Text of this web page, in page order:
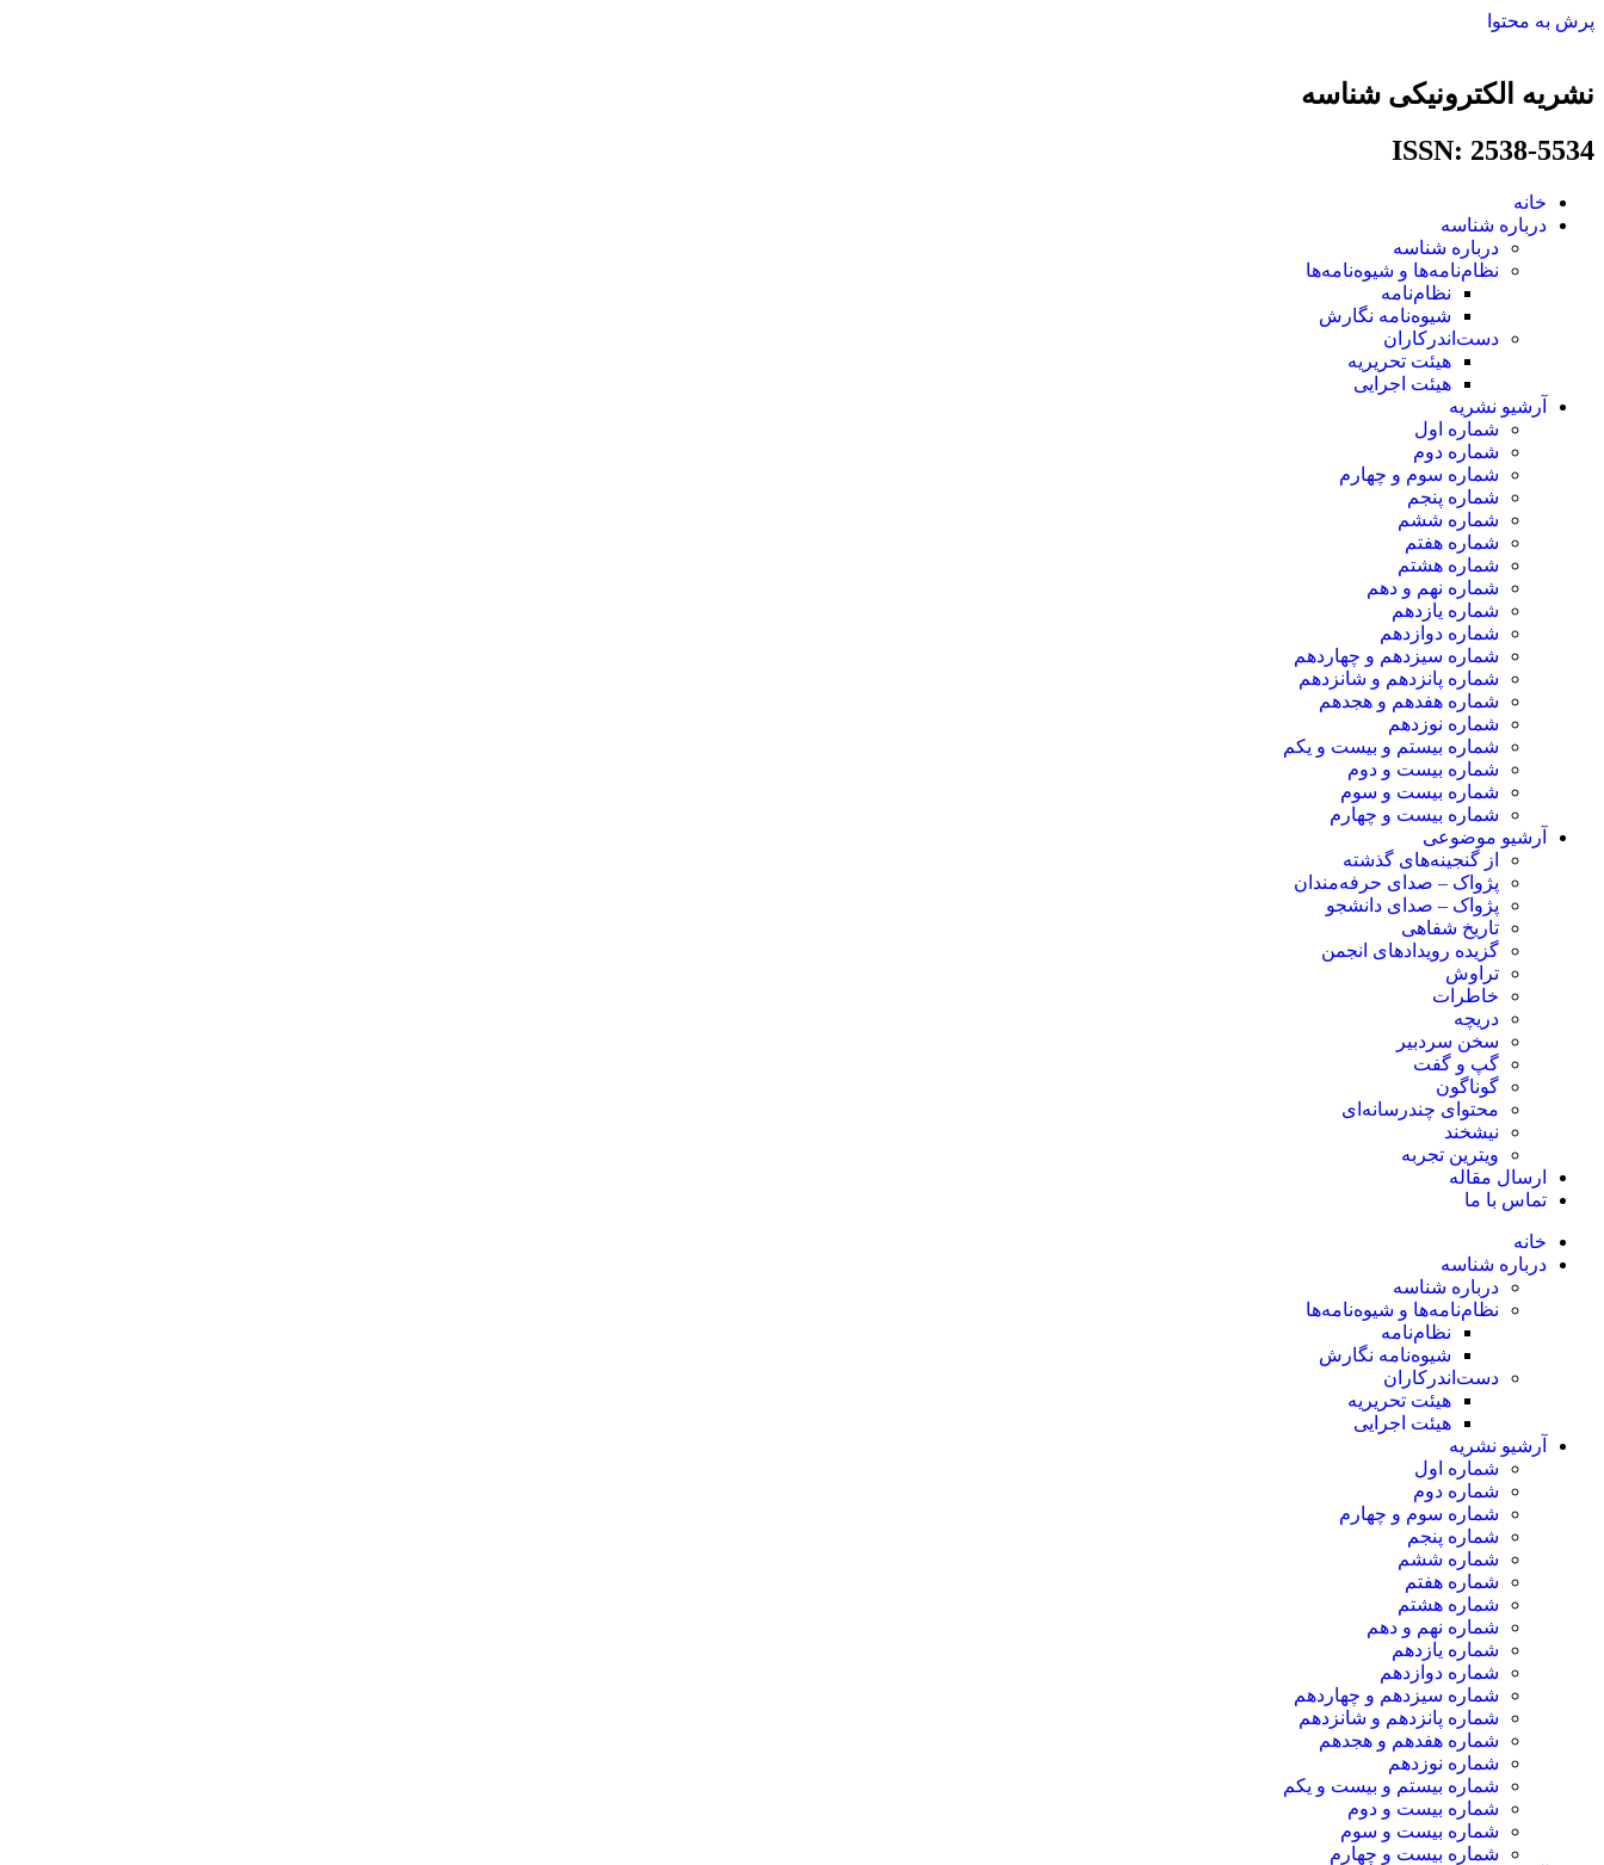
پرش به محتوا
نشریه الکترونیکی شناسه
ISSN: 2538-5534​
خانه
درباره شناسه
درباره شناسه
نظام‌نامه‌ها و شیوه‌نامه‌ها
نظام‌نامه
شیوه‌نامه نگارش
دست‌اندرکاران
هیئت تحریریه
هیئت اجرایی
آرشیو نشریه
شماره اول
شماره دوم
شماره سوم و چهارم
شماره پنجم
شماره ششم
شماره هفتم
شماره هشتم
شماره نهم و دهم
شماره یازدهم
شماره دوازدهم
شماره سیزدهم و چهاردهم
شماره پانزدهم و شانزدهم
شماره هفدهم و هجدهم
شماره نوزدهم
شماره بیستم و بیست و یکم
شماره بیست و دوم
شماره بیست و سوم
شماره بیست و چهارم
آرشیو موضوعی
از گنجینه‌های گذشته
پژواک – صدای حرفه‌مندان
پژواک – صدای دانشجو
تاریخ شفاهی
گزیده رویدادهای انجمن
تراوش
خاطرات
دریچه
سخن سردبیر
گپ و گفت
گوناگون
محتوای چندرسانه‌ای
نیشخند
ویترین تجربه
ارسال مقاله
تماس با ما
خانه
درباره شناسه
درباره شناسه
نظام‌نامه‌ها و شیوه‌نامه‌ها
نظام‌نامه
شیوه‌نامه نگارش
دست‌اندرکاران
هیئت تحریریه
هیئت اجرایی
آرشیو نشریه
شماره اول
شماره دوم
شماره سوم و چهارم
شماره پنجم
شماره ششم
شماره هفتم
شماره هشتم
شماره نهم و دهم
شماره یازدهم
شماره دوازدهم
شماره سیزدهم و چهاردهم
شماره پانزدهم و شانزدهم
شماره هفدهم و هجدهم
شماره نوزدهم
شماره بیستم و بیست و یکم
شماره بیست و دوم
شماره بیست و سوم
شماره بیست و چهارم